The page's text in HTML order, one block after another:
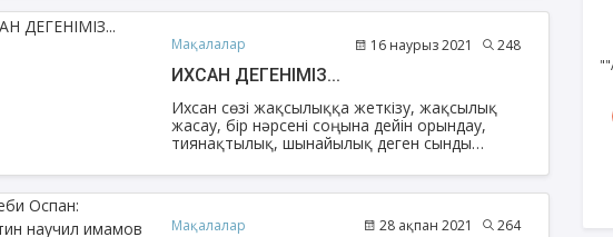
Мақалалар 16 наурыз 2021 248
ИХСАН ДЕГЕНІМІЗ...
Ихсан сөзі жақсылыққа жеткізу, жақсылық
жасау, бір нәрсені соңына дейін орындау,
тиянақтылық, шынайылық деген сынды
Алла көріп тұрғандай сезімде орындау»
дегенге саяды.
Мақалалар 28 ақпан 2021 264
Нұрбол Смағұлов
""Нұр Ғасыр" облыстық мешітінің
наиб имамы
ТІКЕЛЕЙ ЭФИРДЕ
Аптаның сәрсенбі күндері сағат
Шынболат Үмбетов
""Ақтөбе қалалық орталық" мешітінің
ТІКЕЛЕЙ ЭФИРДЕ
Аптаның сенбі күндері сағат